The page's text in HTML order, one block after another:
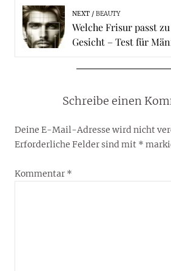
NEXT BEAUTY
Welche Frisur passt
Gesicht – Test für
Schreibe einen
Deine E-Mail-Adresse wird nicht
Erforderliche Felder sind mit *
Kommentar *